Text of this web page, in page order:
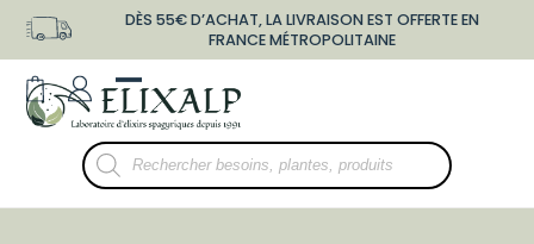
Skip
content
DÈS 55€ D’ACHAT, LA LIVRAISON EST OFFERTE EN
FRANCE MÉTROPOLITAINE
shopping-
bag
user-
o
Open
mobile
menu
Close
mobile
menu
Recherche
de
produits